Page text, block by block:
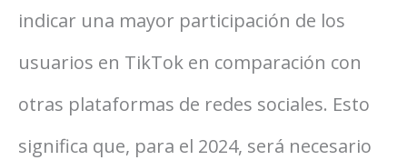
indicar una mayor participación de los
usuarios en TikTok en comparación con
otras plataformas de redes sociales. Esto
significa que, para el 2024, será necesario